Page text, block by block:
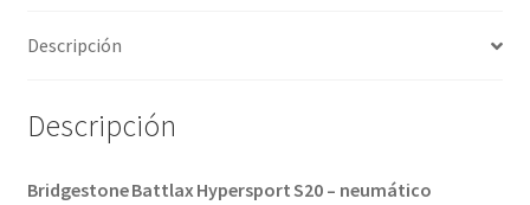
Descripción
Descripción
Bridgestone Battlax Hypersport S20 – neumático